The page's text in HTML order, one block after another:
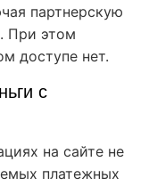
партнерскую
При этом
доступе нет.
с
на сайте не
платежных